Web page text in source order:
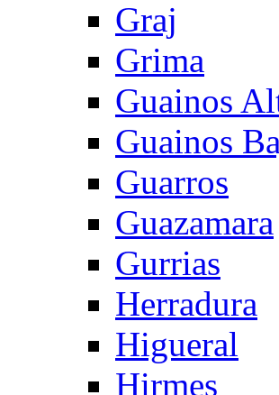
Graj
Grima
Guainos
Guainos
Guarros
Guazamara
Gurrias
Herradura
Higueral
Hirmes